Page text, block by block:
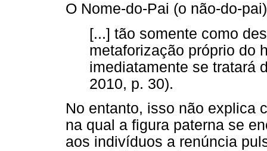
O Nome-do-Pai (o não-do-
[...] tão somente como
metaforização próprio do
imediatamente se tratará
2010, p. 30).
No entanto, isso não explica
na qual a figura paterna se
aos indivíduos a renúncia